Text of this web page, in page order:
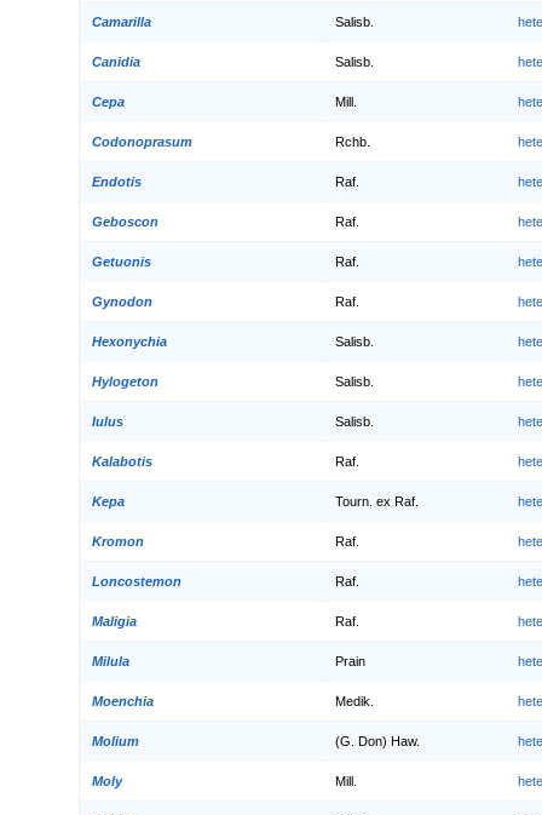
Camarilla Salisb.
Canidia Salisb.
Cepa Mill.
Codonoprasum Rchb.
Endotis Raf.
Geboscon Raf.
Getuonis Raf.
Gynodon Raf.
Hexonychia Salisb.
Hylogeton Salisb.
Iulus Salisb.
Kalabotis Raf.
Kepa Tourn. ex Raf.
Kromon Raf.
Loncostemon Raf.
Maligia Raf.
Milula Prain
Moenchia Medik.
Molium (G. Don) Haw.
Moly Mill.